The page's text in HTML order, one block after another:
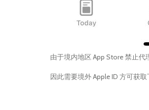
由于境内地区 App Store 禁止
因此需要境外 Apple ID 方可获取